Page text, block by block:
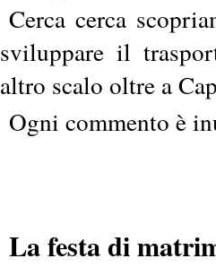
Cerca cerca
sviluppare il
altro scalo oltre a
Ogni commento è
La festa di